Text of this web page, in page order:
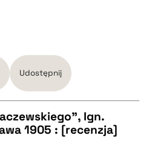
Udostępnij
Ign.
1905 : [recenzja]